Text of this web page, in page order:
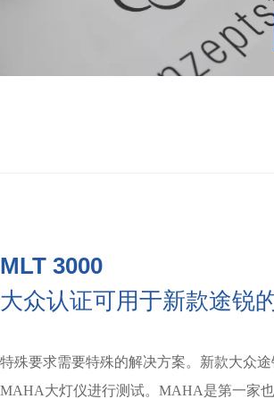
MLT 3000
大众认证可用于新款途锐
特殊要求需要特殊的解决方案。新款大众
MAHA大灯仪进行测试。MAHA是第一家